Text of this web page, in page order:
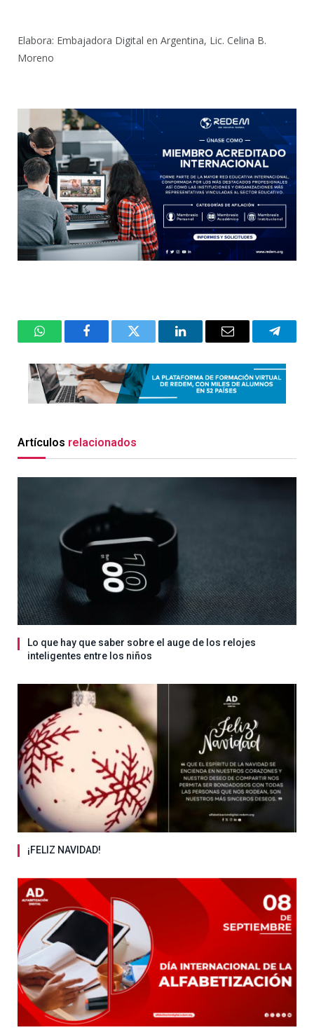
Elabora: Embajadora Digital en Argentina, Lic. Celina B.
Moreno
WhatsAppFacebookTwitter LinkedInEmail
Artículos relacionados
Lo que hay que saber sobre el auge de los relojes
inteligentes entre los niños
¡FELIZ NAVIDAD!